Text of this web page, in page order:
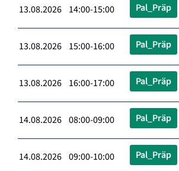
13.08.2026 14:00-15:00 Pal_Präp
13.08.2026 15:00-16:00 Pal_Präp
13.08.2026 16:00-17:00 Pal_Präp
14.08.2026 08:00-09:00 Pal_Präp
14.08.2026 09:00-10:00 Pal_Präp